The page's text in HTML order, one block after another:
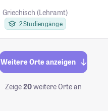
Griechisch (Lehramt)
2 Studiengänge
Weitere Orte anzeigen
Zeige20weitere Orte an